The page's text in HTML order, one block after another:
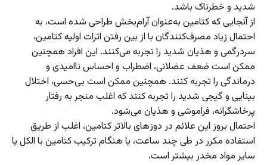
شدید و خطرناک باشد.
از آنجایی که کتامین به‌عنوان آرام‌بخش طراحی شده است، به
احتمال زیاد مصرف‌کنندگان با از بین رفتن اثرات اولیه کتامین،
سردرگمی و هذیان شدید را تجربه می‌کنند. این افراد همچنین
ممکن است ضعف عضلانی، اضطراب و احساس ناامیدی و
درماندگی را تجربه کنند. همچنین ممکن است بی‌حسی، اختلال
بینایی و گیجی شدید را تجربه کنند که اغلب منجر به رفتار
پرخاشگرانه، فراموشی و هذیان می‌شود.
احتمال بروز این علائم در دوز‌های بالاتر کتامین، اغلب از طریق
استفاده مکرر در طی چند ساعت، یا هنگام ترکیب کتامین با الکل یا
سایر مواد مخدر بیشتر است.